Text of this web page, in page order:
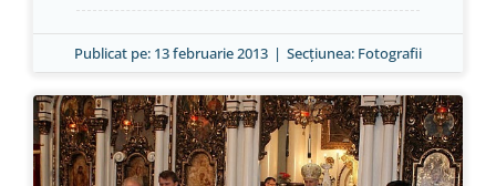
Publicat pe: 13 februarie 2013 | Secțiunea: Fotografii